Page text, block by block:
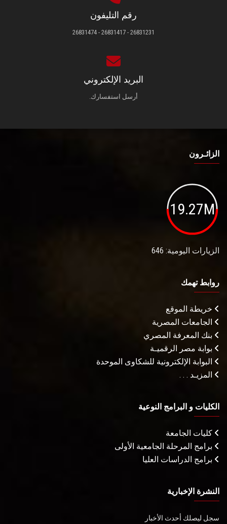
رقم التليفون
26831231 - 26831417 - 26831474
البريد الإلكتروني
أرسل استفسارك.
الزائـرون
19.27M
الزيارات اليومية: 646
روابط تهمك
خريطة الموقع
الجامعات المصرية
بنك المعرفة المصري
بوابة مصر الرقميـة
البوابة الإلكترونية للشكاوى الموحدة
المزيـد . . .
الكليات و البرامج النوعية
كليات الجامعة
برامج المرحلة الجامعية الأولى
برامج الدراسات العليا
النشرة الإخبارية
سجل ليصلك أحدث الأخبار